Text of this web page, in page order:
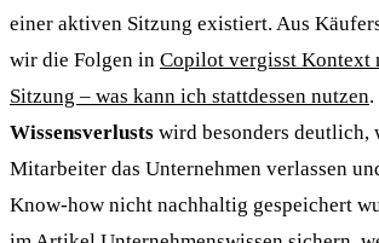
einer aktiven Sitzung existiert. Aus
wir die Folgen in Copilot vergisst Kontext
Sitzung – was kann ich stattdessen nutzen
Wissensverlusts wird besonders deutlich,
Mitarbeiter das Unternehmen verlassen
Know-how nicht nachhaltig gespeichert